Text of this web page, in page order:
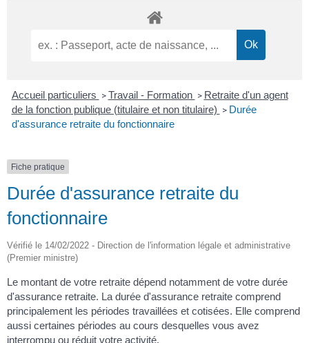
Accueil particuliers > Travail - Formation > Retraite d'un agent
de la fonction publique (titulaire et non titulaire) > Durée
d'assurance retraite du fonctionnaire
Fiche pratique
Durée d'assurance retraite du
fonctionnaire
Vérifié le 14/02/2022 - Direction de l'information légale et administrative
(Premier ministre)
Le montant de votre retraite dépend notamment de votre durée
d'assurance retraite. La durée d'assurance retraite comprend
principalement les périodes travaillées et cotisées. Elle comprend
aussi certaines périodes au cours desquelles vous avez
interrompu ou réduit votre activité.